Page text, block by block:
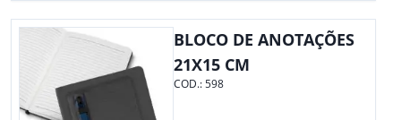
Superior.
BLOCO DE ANOTAÇÕES
21X15 CM
COD.:598